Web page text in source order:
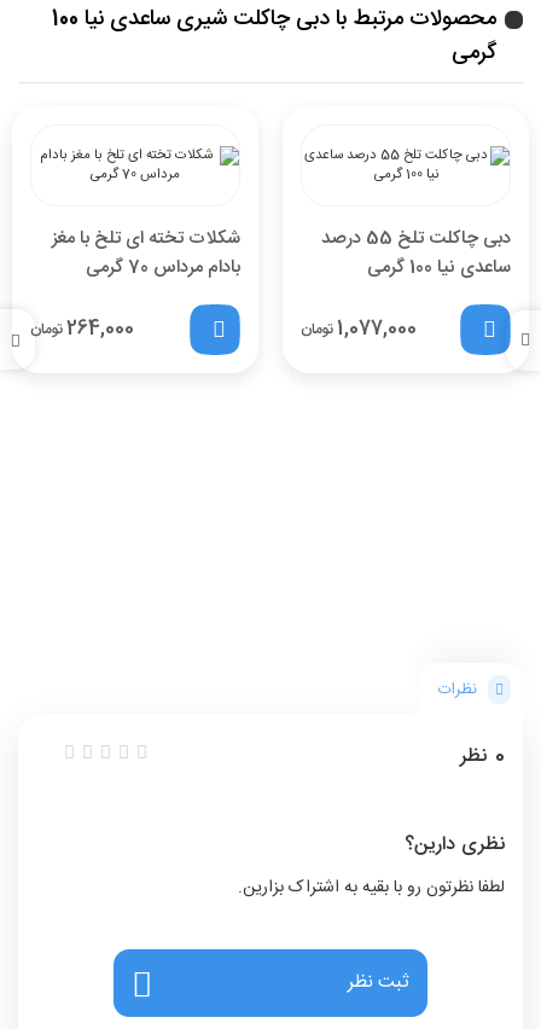
محصولات مرتبط با دبی چاکلت شیری ساعدی نیا 100
گرمی
دبی چاکلت تلخ 55 درصد
ساعدی نیا 100 گرمی
1,077,000تومان
شکلات تخته ای تلخ با مغز
بادام مرداس 70 گرمی
264,000تومان
نظرات
0 نظر
نظری دارین؟
لطفا نظرتون رو با بقیه به اشتراک بزارین.
ثبت نظر